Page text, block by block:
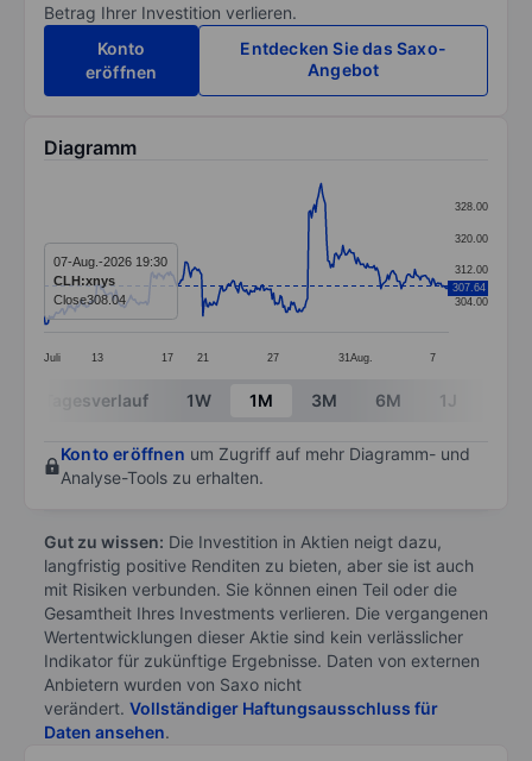
Betrag Ihrer Investition verlieren.
Konto
eröffnen
Entdecken Sie das Saxo-
Angebot
Diagramm
Line chart with 299 data points.
The chart has 1 X axis displaying categories.
The chart has 1 Y axis displaying values. Data
Juli 13 17 21 27 31 Aug. 7
304.00
312.00
320.00
328.00
307.64
07-Aug.-2026 19:30
CLH:xnys
Close308.04
End of interactive chart.
Tagesverlauf 1W 1M 3M 6M 1J
Konto eröffnen um Zugriff auf mehr Diagramm- und
Analyse-Tools zu erhalten.
Gut zu wissen: Die Investition in Aktien neigt dazu,
langfristig positive Renditen zu bieten, aber sie ist auch
mit Risiken verbunden. Sie können einen Teil oder die
Gesamtheit Ihres Investments verlieren. Die vergangenen
Wertentwicklungen dieser Aktie sind kein verlässlicher
Indikator für zukünftige Ergebnisse. Daten von externen
Anbietern wurden von Saxo nicht
verändert. Vollständiger Haftungsausschluss für
Daten ansehen.